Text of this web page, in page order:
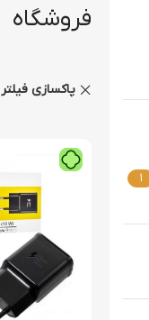
1
فروشگاه
پاکسازی فیلتر